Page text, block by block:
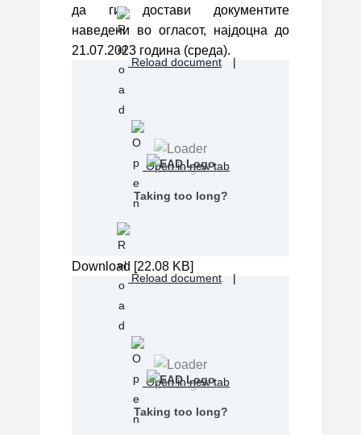
да ги достави документите
наведени во огласот, најдоцна до
21.07.2023 година (среда).
Loading...
Reload document |
Open in new tab
Download [22.08 KB]
Loading...
Taking too long?
Reload document |
Open in new tab
Taking too long?